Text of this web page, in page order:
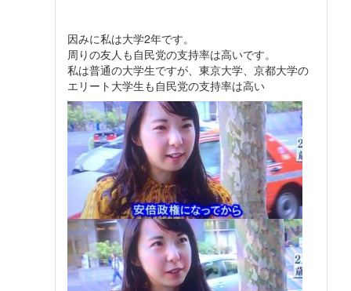
因みに私は大学2年です。
周りの友人も自民党の支持率は高いです。
私は普通の大学生ですが、東京大学、京都大学の
エリート大学生も自民党の支持率は高い